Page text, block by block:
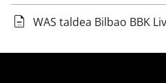
WAS taldea Bilbao BBK